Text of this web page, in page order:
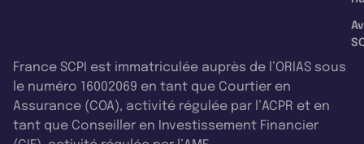
France SCPI est immatriculée auprès de l’ORIAS sous
le numéro 16002069 en tant que Courtier en
Assurance (COA), activité régulée par l’ACPR et en
tant que Conseiller en Investissement Financier